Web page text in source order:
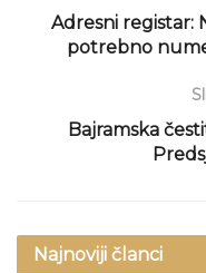
Adresni registar:
potrebno
Bajramska
Najnoviji članci